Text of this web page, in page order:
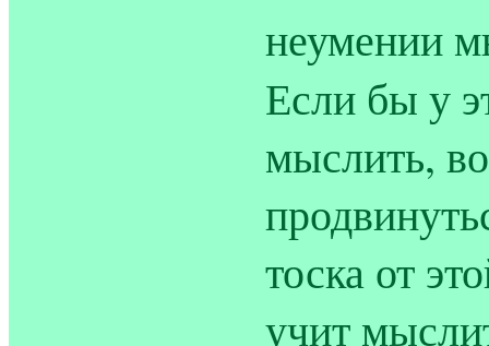
неумении
Если бы у
мыслить,
тоска от
учит